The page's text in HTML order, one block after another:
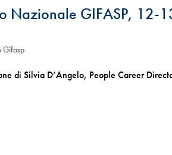
Nazionale GIFASP, 12-
Gifasp
di Silvia D’Angelo, People Career